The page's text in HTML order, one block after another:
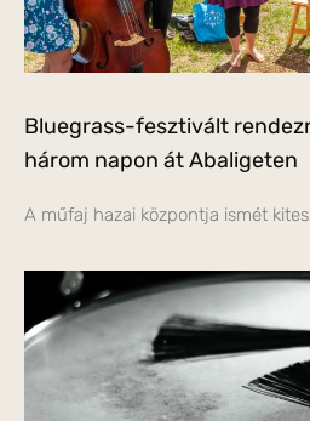
Bluegrass-fesztivált
három napon át Abaligeten
A műfaj hazai központja ismét